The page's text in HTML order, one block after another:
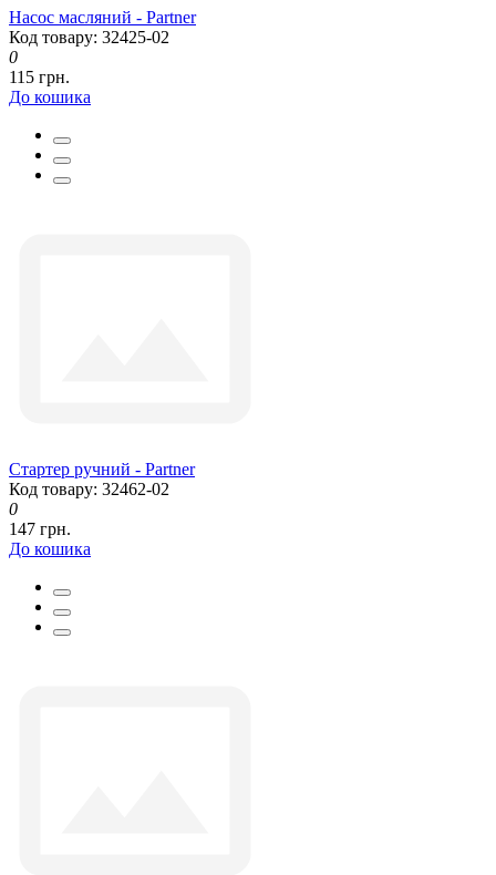
Насос масляний - Partner
Код товару: 32425-02
0
115 грн.
До кошика
Стартер ручний - Partner
Код товару: 32462-02
0
147 грн.
До кошика